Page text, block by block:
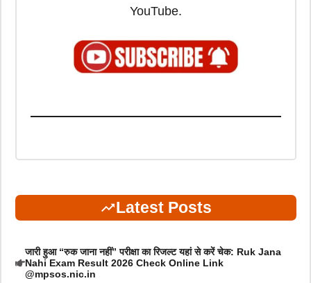
YouTube.
Latest Posts
जारी हुआ “रुक जाना नहीं” परीक्षा का रिजल्ट यहां से करें चेक: Ruk Jana
Nahi Exam Result 2026 Check Online Link
@mpsos.nic.in